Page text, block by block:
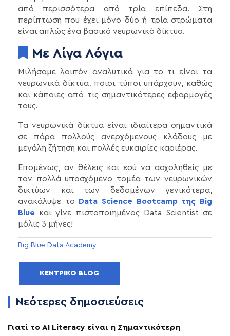
από περισσότερα από τρία επίπεδα. Στη
περίπτωση που έχει μόνο δύο ή τρία στρώματα
είναι απλώς ένα βασικό νευρωνικό δίκτυο.
Με Λίγα Λόγια
Μιλήσαμε λοιπόν αναλυτικά για το τι είναι τα
νευρωνικά δίκτυα, ποιοι τύποι υπάρχουν, καθώς
και κάποιες από τις σημαντικότερες εφαρμογές
τους.
Τα νευρωνικά δίκτυα είναι ιδιαίτερα σημαντικά
σε πάρα πολλούς ανερχόμενους κλάδους με
μεγάλη ζήτηση και πολλές ευκαιρίες καριέρας.
Επομένως, αν θέλεις και εσύ να ασχοληθείς με
τον πολλά υποσχόμενο τομέα των νευρωνικών
δικτύων και των δεδομένων γενικότερα,
ανακάλυψε το Data Science Bootcamp της Big
Blue και γίνε πιστοποιημένος Data Scientist σε
μόλις 3 μήνες!
Big Blue Data Academy
ΚΕΝΤΡΙΚΌ BLOG
Νεότερες δημοσιεύσεις
Γιατί το AI Literacy είναι η Σημαντικότερη